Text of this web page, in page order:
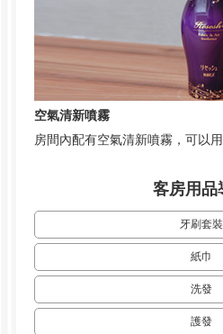
空氣清新噴霧
房間內配有空氣清新噴霧，可以用
客房用品
牙刷套裝
紙巾
洗發
護發